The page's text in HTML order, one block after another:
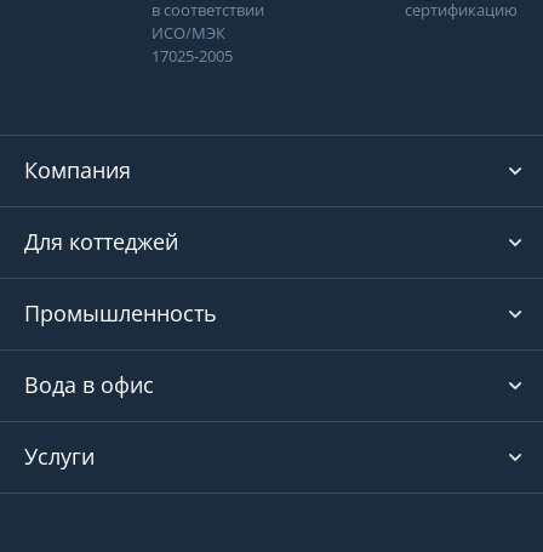
в соответствии
ИСО/МЭК
17025-2005
сертификацию
Компания
Для коттеджей
Промышленность
Вода в офис
Услуги